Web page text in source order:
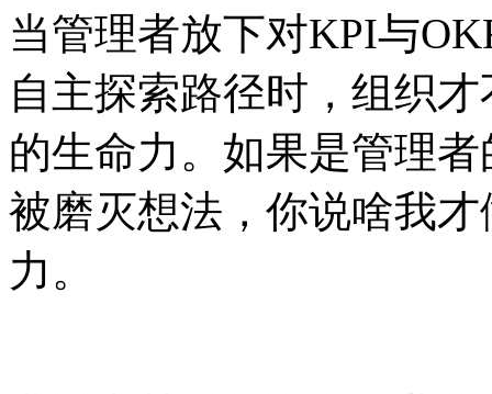
当管理者放下对KPI与
自主探索路径时，组织
的生命力。如果是管理
被磨灭想法，你说啥我
力。